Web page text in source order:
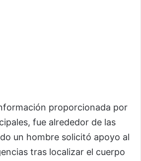
proporcionada por
fue alrededor de las
un hombre solicitó apoyo al
tras localizar el cuerpo